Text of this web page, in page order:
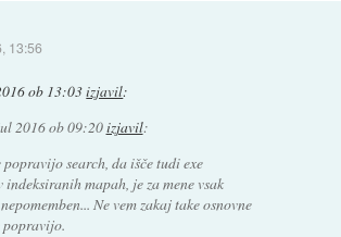
13:56
ob 13:03izjavil:
2016 ob 09:20izjavil:
search, da išče tudi exe
indeksiranih mapah, je za mene vsak
Ne vem zakaj take osnovne
popravijo.